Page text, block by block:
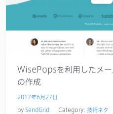
ドキュメント
サポート
WisePopsを利用したメ
の作成
2017年6月27日
by SendGrid Category: 技術ネタ